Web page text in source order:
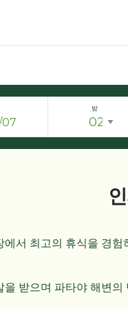
밤
서 최고의 휴식을 경
받으며 파타야 해변